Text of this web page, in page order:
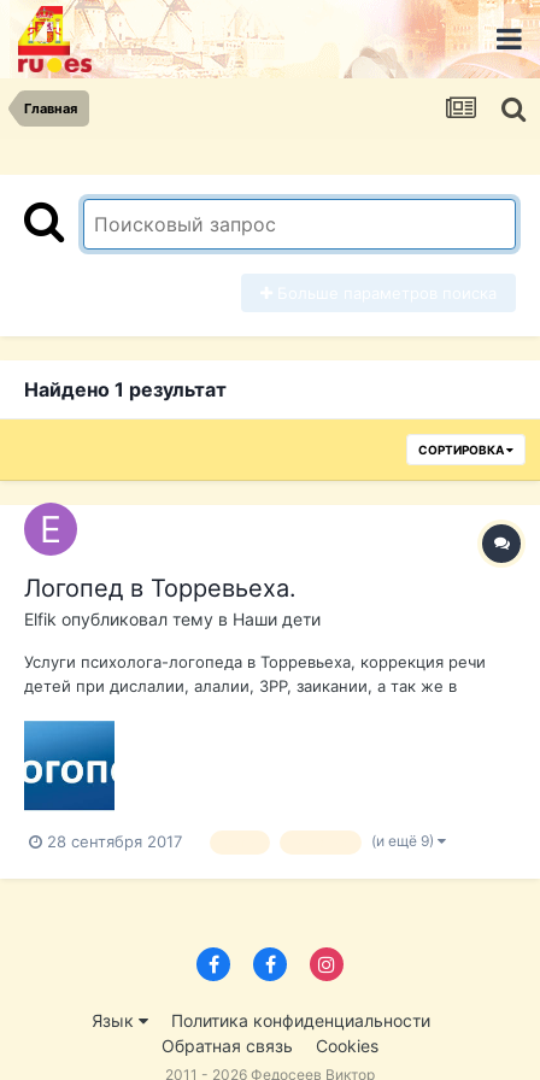
Главная
Найдено 1 результат
СОРТИРОВКА
Логопед в Торревьеха.
Elfik опубликовал тему в Наши дети
Услуги психолога-логопеда в Торревьеха, коррекция речи
детей при дислалии, алалии, ЗРР, заикании, а так же в
адресу : Calle Pedro Lorca. Удобно заниматься с ребенком,
пока родители тренируютс...
28 сентября 2017 (и ещё 9)
Язык
Политика конфиденциальности
Обратная связь
Cookies
2011 - 2026 Федосеев Виктор